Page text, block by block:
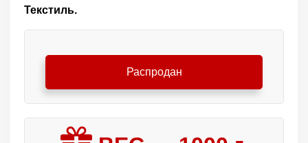
Текстиль.
Распродан